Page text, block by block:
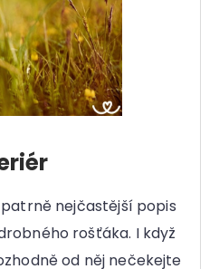
nejčastější popis
rošťáka. I když
od něj nečekejte